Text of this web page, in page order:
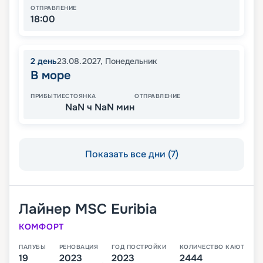
ОТПРАВЛЕНИЕ
18:00
2 день23.08.2027, Понедельник
В море
ПРИБЫТИЕСТОЯНКА
NaN ч NaN мин
ОТПРАВЛЕНИЕ
Показать все дни (7)
Лайнер MSC Euribia
КОМФОРТ
ПАЛУБЫ
19
РЕНОВАЦИЯ
2023
ГОД ПОСТРОЙКИ
2023
КОЛИЧЕСТВО КАЮТ
2444